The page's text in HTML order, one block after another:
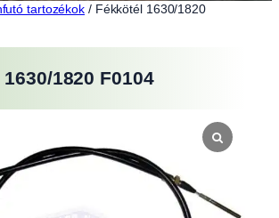
tartozékok / Fékkötél 1630/1820
1820 F0104